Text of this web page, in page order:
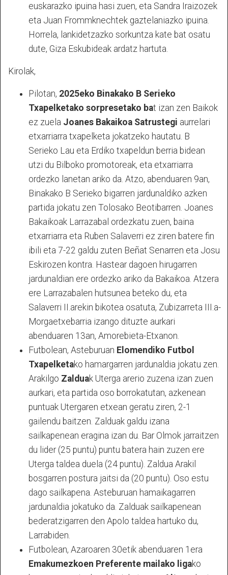
euskarazko ipuina hasi zuen, eta Sandra Iraizozek
eta Juan Frommknechtek gaztelaniazko ipuina.
Horrela, lankidetzazko sorkuntza kate bat osatu
dute, Giza Eskubideak ardatz hartuta.
Kirolak,
Pilotan, 2025eko Binakako B Serieko
Txapelketako sorpresetako bat izan zen Baikok
ez zuela Joanes Bakaikoa Satrustegi aurrelari
etxarriarra txapelketa jokatzeko hautatu. B
Serieko Lau eta Erdiko txapeldun berria bidean
utzi du Bilboko promotoreak, eta etxarriarra
ordezko lanetan ariko da. Atzo, abenduaren 9an,
Binakako B Serieko bigarren jardunaldiko azken
partida jokatu zen Tolosako Beotibarren. Joanes
Bakaikoak Larrazabal ordezkatu zuen, baina
etxarriarra eta Ruben Salaverri ez ziren batere fin
ibili eta 7-22 galdu zuten Beñat Senarren eta Josu
Eskirozen kontra. Hastear dagoen hirugarren
jardunaldian ere ordezko ariko da Bakaikoa. Atzera
ere Larrazabalen hutsunea beteko du, eta
Salaverri II.arekin bikotea osatuta, Zubizarreta III.a-
Morgaetxebarria izango dituzte aurkari
abenduaren 13an, Amorebieta-Etxanon.
Futbolean, Asteburuan Elomendiko Futbol
Txapelketako hamargarren jardunaldia jokatu zen.
Arakilgo Zalduak Uterga arerio zuzena izan zuen
aurkari, eta partida oso borrokatutan, azkenean
puntuak Utergaren etxean geratu ziren, 2-1
gailendu baitzen. Zalduak galdu izana
sailkapenean eragina izan du. Bar Olmok jarraitzen
du lider (25 puntu) puntu batera hain zuzen ere
Uterga taldea duela (24 puntu). Zaldua Arakil
bosgarren postura jaitsi da (20 puntu). Oso estu
dago sailkapena. Asteburuan hamaikagarren
jardunaldia jokatuko da. Zalduak sailkapenean
bederatzigarren den Apolo taldea hartuko du,
Larrabiden.
Futbolean, Azaroaren 30etik abenduaren 1era
Emakumezkoen Preferente mailako ligako